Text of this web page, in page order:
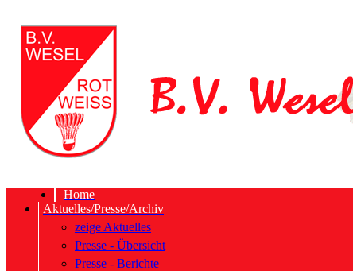
Home
Aktuelles/Presse/Archiv
zeige Aktuelles
Presse - Übersicht
Presse - Berichte